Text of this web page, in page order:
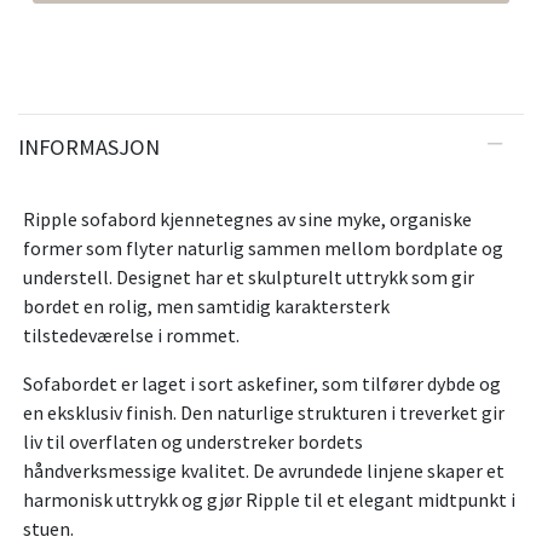
INFORMASJON
Ripple sofabord kjennetegnes av sine myke, organiske
former som flyter naturlig sammen mellom bordplate og
understell. Designet har et skulpturelt uttrykk som gir
bordet en rolig, men samtidig karaktersterk
tilstedeværelse i rommet.
Sofabordet er laget i sort askefiner, som tilfører dybde og
en eksklusiv finish. Den naturlige strukturen i treverket gir
liv til overflaten og understreker bordets
håndverksmessige kvalitet. De avrundede linjene skaper et
harmonisk uttrykk og gjør Ripple til et elegant midtpunkt i
stuen.